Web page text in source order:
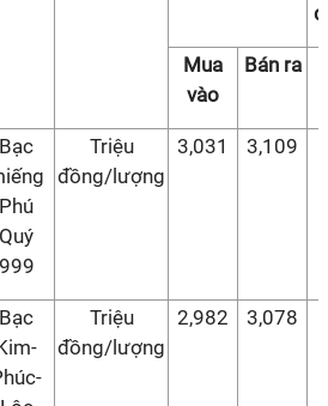
Mua
vào
Bán ra
Bạc
Phú
Quý
999
Triệu
đồng/lượng
3,031 3,109
Bạc
Triệu
đồng/lượng
2,982 3,078